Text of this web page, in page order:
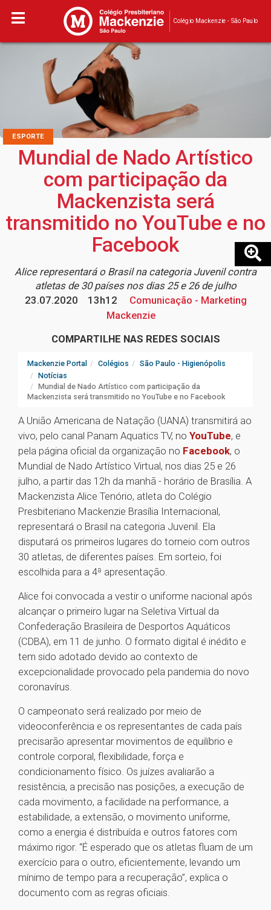
Colégio Mackenzie - São Paulo
ESPORTE
Mundial de Nado Artístico
com participação da
Mackenzista será
transmitido no YouTube e no
Facebook
Alice representará o Brasil na categoria Juvenil contra
atletas de 30 países nos dias 25 e 26 de julho
23.07.2020
13h12
Comunicação - Marketing
Mackenzie
COMPARTILHE NAS REDES SOCIAIS
Mackenzie Portal Colégios
São Paulo - Higienópolis
Notícias
Mundial de Nado Artístico com participação da
Mackenzista será transmitido no YouTube e no Facebook
A União Americana de Natação (UANA) transmitirá ao
vivo, pelo canal Panam Aquatics TV, no YouTube, e
pela página oficial da organização no Facebook, o
Mundial de Nado Artístico Virtual, nos dias 25 e 26
julho, a partir das 12h da manhã - horário de Brasília. A
Mackenzista Alice Tenório, atleta do Colégio
Presbiteriano Mackenzie Brasília Internacional,
representará o Brasil na categoria Juvenil. Ela
disputará os primeiros lugares do torneio com outros
30 atletas, de diferentes países. Em sorteio, foi
escolhida para a 4ª apresentação.
Alice foi convocada a vestir o uniforme nacional após
alcançar o primeiro lugar na Seletiva Virtual da
Confederação Brasileira de Desportos Aquáticos
(CDBA), em 11 de junho. O formato digital é inédito e
tem sido adotado devido ao contexto de
excepcionalidade provocado pela pandemia do novo
coronavírus.
O campeonato será realizado por meio de
videoconferência e os representantes de cada país
precisarão apresentar movimentos de equilíbrio e
controle corporal, flexibilidade, força e
condicionamento físico. Os juízes avaliarão a
resistência, a precisão nas posições, a execução de
cada movimento, a facilidade na performance, a
estabilidade, a extensão, o movimento uniforme,
como a energia é distribuída e outros fatores com
máximo rigor. “É esperado que os atletas fluam de um
exercício para o outro, eficientemente, levando um
mínimo de tempo para a recuperação”, explica o
documento com as regras oficiais.